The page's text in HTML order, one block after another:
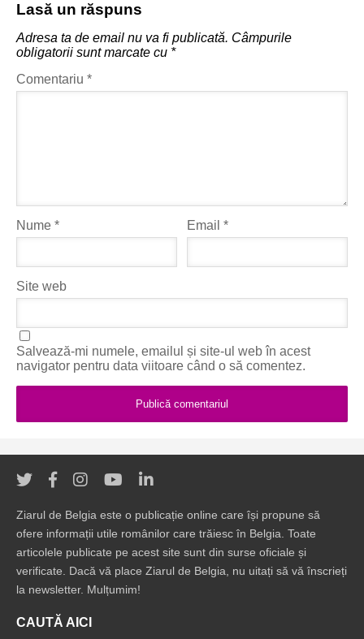
Lasă un răspuns
Adresa ta de email nu va fi publicată. Câmpurile
obligatorii sunt marcate cu *
Comentariu *
Nume * Email*
Site web
Salvează-mi numele, emailul și site-ul web în acest
navigator pentru data viitoare când o să comentez.
Ziarul de Belgia este o publicație online care își propune să
ofere informații utile românilor care trăiesc în Belgia. Toate
articolele publicate pe acest site sunt din surse oficiale și
verificate. Dacă vă place Ziarul de Belgia, nu uitați să vă înscrieți
la newsletter. Mulțumim!
CAUTĂ AICI